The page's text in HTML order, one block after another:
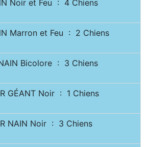
Noir et Feu : 4 Chiens
Marron et Feu : 2 Chiens
Bicolore : 3 Chiens
GÉANT Noir : 1 Chiens
NAIN Noir : 3 Chiens